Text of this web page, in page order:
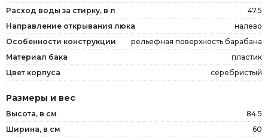
Расход воды за стирку, в л
47.5
Направление открывания люка
налево
Особенности конструкции
рельефная поверхность барабана
Материал бака
пластик
Цвет корпуса
серебристый
Размеры и вес
Высота, в см
84.5
Ширина, в см
60